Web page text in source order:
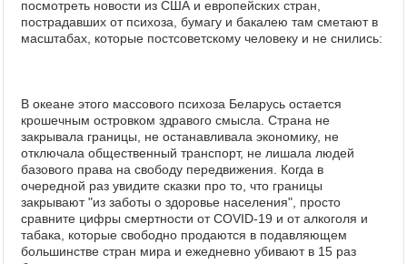
посмотреть новости из США и европейских стран,
пострадавших от психоза, бумагу и бакалею там сметают в
масштабах, которые постсоветскому человеку и не снились:
В океане этого массового психоза Беларусь остается
крошечным островком здравого смысла. Страна не
закрывала границы, не останавливала экономику, не
отключала общественный транспорт, не лишала людей
базового права на свободу передвижения. Когда в
очередной раз увидите сказки про то, что границы
закрывают "из заботы о здоровье населения", просто
сравните цифры смертности от COVID-19 и от алкоголя и
табака, которые свободно продаются в подавляющем
большинстве стран мира и ежедневно убивают в 15 раз